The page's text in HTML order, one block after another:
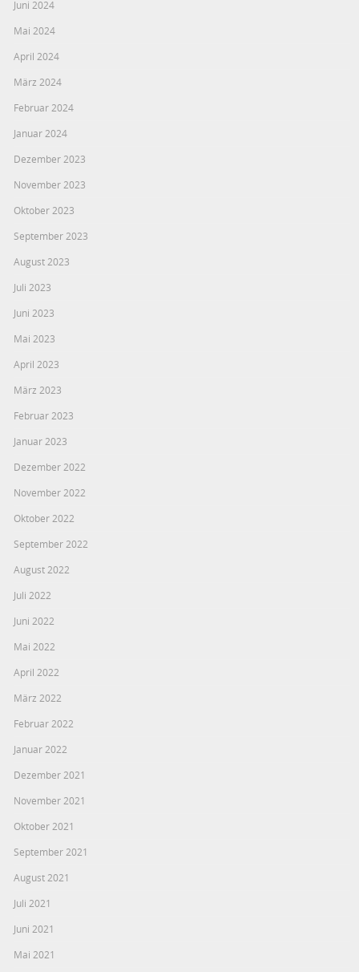
Juni 2024
Mai 2024
April 2024
März 2024
Februar 2024
Januar 2024
Dezember 2023
November 2023
Oktober 2023
September 2023
August 2023
Juli 2023
Juni 2023
Mai 2023
April 2023
März 2023
Februar 2023
Januar 2023
Dezember 2022
November 2022
Oktober 2022
September 2022
August 2022
Juli 2022
Juni 2022
Mai 2022
April 2022
März 2022
Februar 2022
Januar 2022
Dezember 2021
November 2021
Oktober 2021
September 2021
August 2021
Juli 2021
Juni 2021
Mai 2021